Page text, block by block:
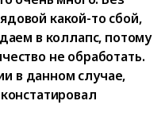
какой-то сбой,
в коллапс, потому
не обработать.
в данном случае,